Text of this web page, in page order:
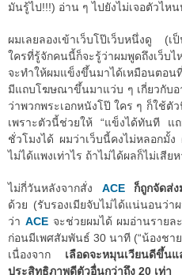
มันรู้ไป!!!) อ่าน ๆ ไปยังไม่เจอตัวไห
ผมเลยลองเข้าเว็บโป๊เว็บหนึ่งดู (
ใครที่รู้จักคนนี้ก็จะรู้ว่าผมพูดถึงเว็บ
จะทำให้ผมแข็งขึ้นมาได้เหมือนตอ
มีแถบโฆษณาขึ้นมาแว่บ ๆ เกี่ยวกับอ
ว่าพวกพระเอกหนังโป๊ ใคร ๆ ก็ใช้ตั
เพราะตัวนี้ช่วยให้ “แข็งได้ทันที แ
ชั่วโมงได้ ผมว่าเว็บนี้คงไม่หลอกมั้ง
ไม่ได้แพงเท่าไร ถ้าไม่ได้ผลก็ไม่เสีย
ไม่กี่วันหลังจากสั่ง ACE ก็ถูกจัดส่
ด้วย (รับรองเมียจับไม่ได้แน่นอนว่า
ว่า ACEจะช่วยผมได้ ผมอ่านรายล
ก่อนมีเพศสัมพันธ์ 30 นาที (“น้องช
เนื่องจาก เลือดจะหมุนเวียนดีขึ้
ประสิทธิภาพดีตัวอื่นกว่าถึง 20 เท่า